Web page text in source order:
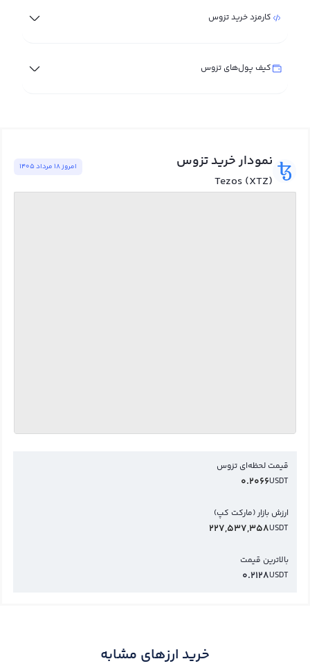
کارمزد خرید تزوس
کیف پول‌های تزوس
نمودار خرید تزوس
Tezos (XTZ)
امروز ١٨ مرداد ١٤٠٥
قیمت لحظه‌ای تزوس
USDT
0.2066
ارزش بازار (مارکت کپ)
USDT
227,537,358
بالاترین قیمت
USDT
0.2128
خرید ارزهای مشابه